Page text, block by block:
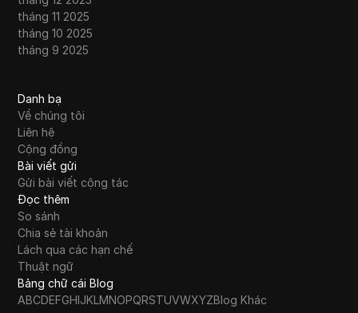
tháng 11 2025
tháng 10 2025
tháng 9 2025
Danh bạ
Về chúng tôi
Liên hệ
Cộng đồng
Bài viết gửi
Gửi bài viết cộng tác
Đọc thêm
So sánh
Chia sẻ tài khoản
Lách qua các hạn chế
Thuật ngữ
Bảng chữ cái Blog
ABCDEFGHIJKLMNOPQRSTUVWXYZBlog Khác